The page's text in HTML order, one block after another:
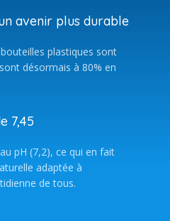
avenir plus durable
plastiques sont
désormais à 80% en
7,45
pH (7,2), ce qui en fait
adaptée à
de tous.